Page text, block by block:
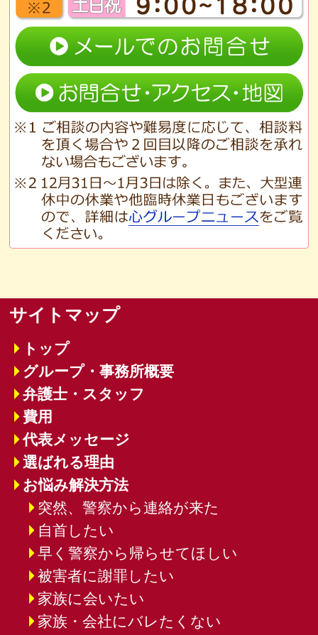
サイトマップ
トップ
グループ・事務所概要
弁護士・スタッフ
費用
代表メッセージ
選ばれる理由
お悩み解決方法
突然、警察から連絡が来た
自首したい
早く警察から帰らせてほしい
被害者に謝罪したい
家族に会いたい
家族・会社にバレたくない